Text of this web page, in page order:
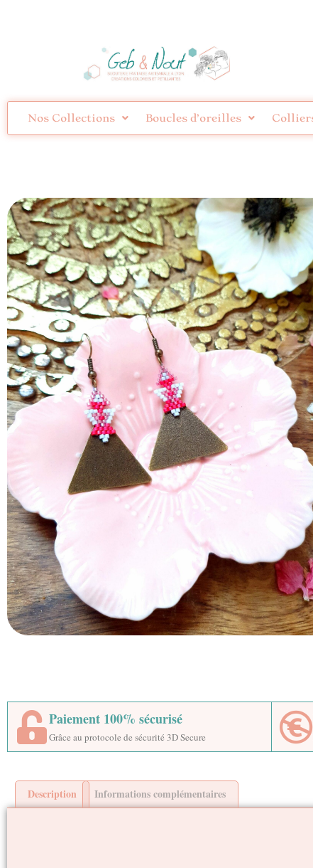
Nos Collections Boucles d’oreilles
Paiement 100% sécurisé
Grâce au protocole de sécurité 3D Secure
Description Informations complémentaires